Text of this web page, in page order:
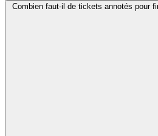
Combien faut-il de tickets annotés pour